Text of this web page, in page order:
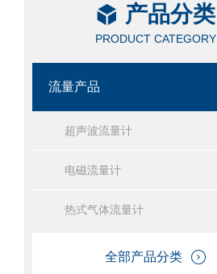
产品分类
PRODUCT CATEGORY
流量产品
超声波流量计
电磁流量计
热式气体流量计
全部产品分类